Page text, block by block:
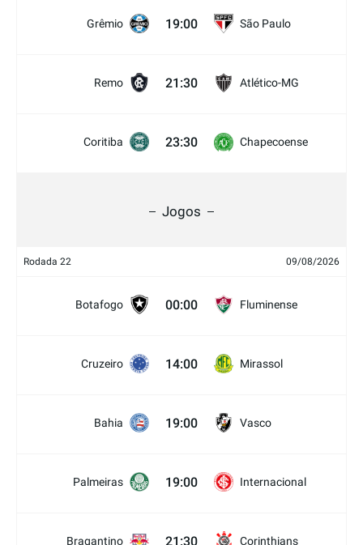
Grêmio 19:00 São Paulo
Remo 21:30 Atlético-MG
Coritiba 23:30 Chapecoense
Jogos
Rodada 22 09/08/2026
Botafogo 00:00 Fluminense
Cruzeiro 14:00 Mirassol
Bahia 19:00 Vasco
Palmeiras 19:00 Internacional
Bragantino 21:30 Corinthians